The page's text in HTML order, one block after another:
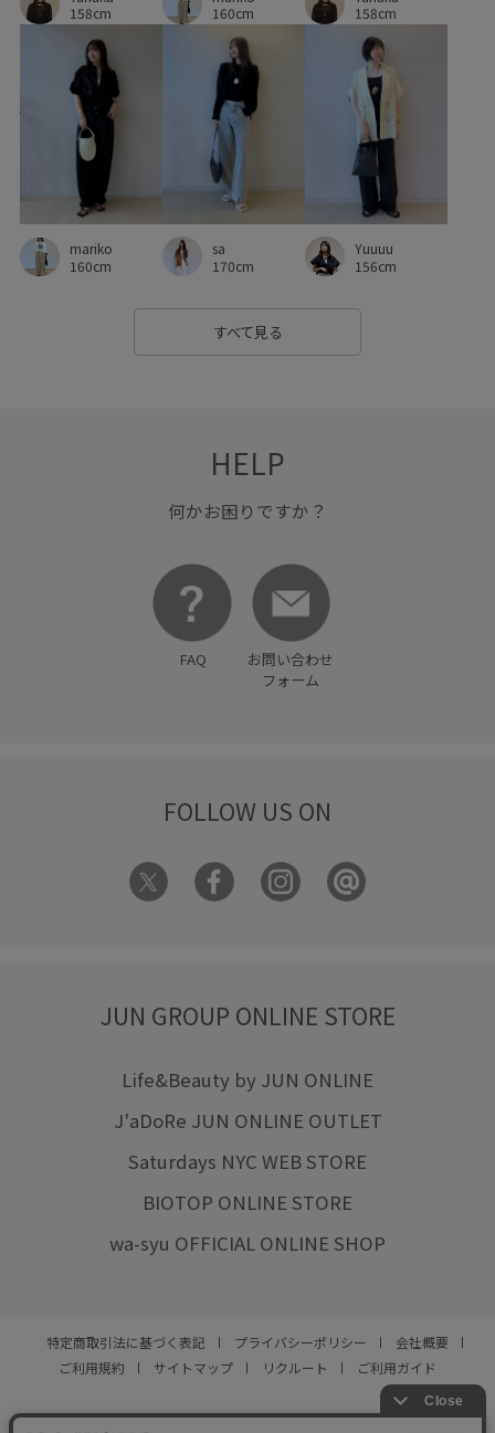
158cm
160cm
158cm
mariko
160cm
sa
170cm
Yuuuu
156cm
すべて見る
HELP
何かお困りですか？
FAQ
お問い合わせ
フォーム
FOLLOW US ON
JUN GROUP ONLINE STORE
Life&Beauty by JUN ONLINE
J'aDoRe JUN ONLINE OUTLET
Saturdays NYC WEB STORE
BIOTOP ONLINE STORE
wa-syu OFFICIAL ONLINE SHOP
特定商取引法に基づく表記 プライバシーポリシー
会社概要
ご利用規約
サイトマップ リクルート ご利用ガイド